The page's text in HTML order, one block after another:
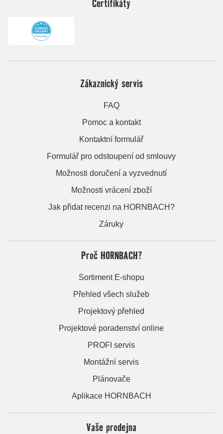
Certifikáty
Zákaznický servis
FAQ
Pomoc a kontakt
Kontaktní formulář
Formulář pro odstoupení od smlouvy
Možnosti doručení a vyzvednutí
Možnosti vrácení zboží
Jak přidat recenzi na HORNBACH?
Záruky
Proč HORNBACH?
Sortiment E-shopu
Přehled všech služeb
Projektový přehled
Projektové poradenství online
PROFI servis
Montážní servis
Plánovače
Aplikace HORNBACH
Vaše prodejna